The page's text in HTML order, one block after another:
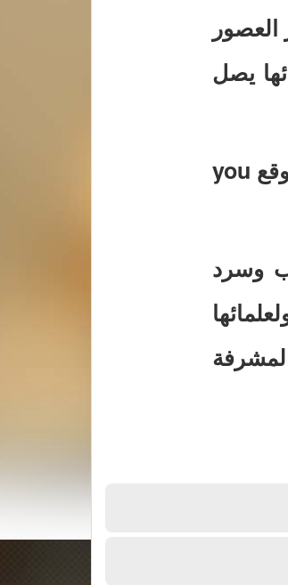
يصل
وقال في محاضرته التي سيتم بثها بالصوت والصوره على هذا الموقع وعلى موقع you
وسرد